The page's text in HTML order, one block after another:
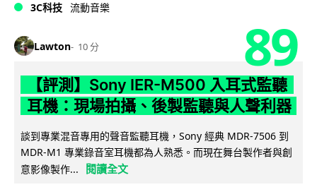
3C科技 流動音樂
Lawton 10 分 89
【評測】Sony IER-M500 入耳式監聽
耳機：現場拍攝、後製監聽與人聲利器
談到專業混音專用的聲音監聽耳機，Sony 經典 MDR-7506 到
MDR-M1 專業錄音室耳機都為人熟悉。而現在舞台製作者與創
意影像製作...
閱讀全文